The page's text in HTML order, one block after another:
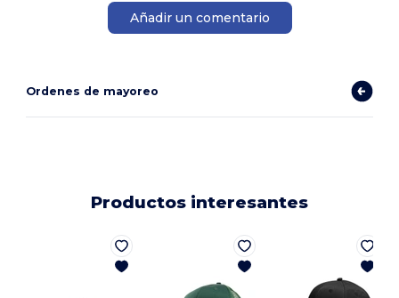
Añadir un comentario
Ordenes de mayoreo
Productos interesantes